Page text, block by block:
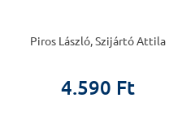
Piros László, Szijártó Attila
4.590 Ft